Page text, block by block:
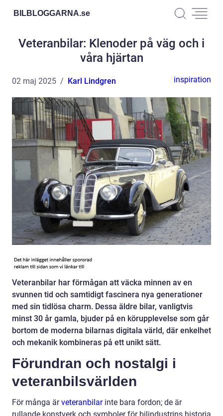
BILBLOGGARNA.se
Veteranbilar: Klenoder på väg och i
våra hjärtan
02 maj 2025 Karl Lindgren inspiration
Veteranbilar har förmågan att väcka minnen av en
svunnen tid och samtidigt fascinera nya generationer
med sin tidlösa charm. Dessa äldre bilar, vanligtvis
minst 30 år gamla, bjuder på en körupplevelse som går
bortom de moderna bilarnas digitala värld, där enkelhet
och mekanik kombineras på ett unikt sätt.
Förundran och nostalgi i
veteranbilsvärlden
För många ärveteranbilarinte bara fordon; de är